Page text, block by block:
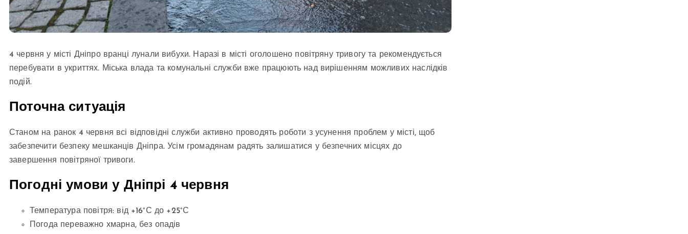
4 червня у місті Дніпро вранці лунали вибухи. Наразі в місті оголошено повітряну тривогу та рекомендується
перебувати в укриттях. Міська влада та комунальні служби вже працюють над вирішенням можливих наслідків
подій.
Поточна ситуація
Станом на ранок 4 червня всі відповідні служби активно проводять роботи з усунення проблем у місті, щоб
забезпечити безпеку мешканців Дніпра. Усім громадянам радять залишатися у безпечних місцях до
завершення повітряної тривоги.
Погодні умови у Дніпрі 4 червня
Температура повітря: від +16°С до +25°С
Погода переважно хмарна, без опадів